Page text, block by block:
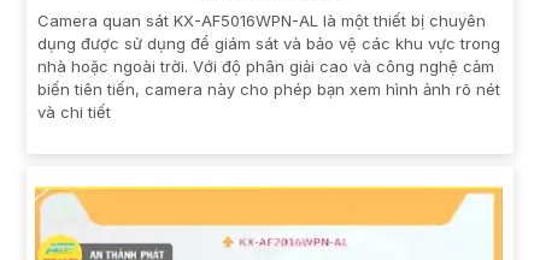
Camera quan sát KX-AF5016WPN-AL là một thiết bị chuyên
dụng được sử dụng để giám sát và bảo vệ các khu vực trong
nhà hoặc ngoài trời. Với độ phân giải cao và công nghệ cảm
biến tiên tiến, camera này cho phép bạn xem hình ảnh rõ nét
và chi tiết